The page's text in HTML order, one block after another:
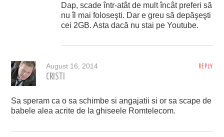
Dap, scade într-atât de mult încât preferi să
nu îl mai foloseşti. Dar e greu să depăşeşti
cei 2GB. Asta dacă nu stai pe Youtube.
REPLY
August 16, 2014
CRISTI
Sa speram ca o sa schimbe si angajatii si or sa scape de
babele alea acrite de la ghiseele Romtelecom.